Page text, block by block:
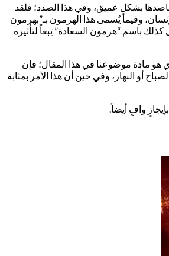
بشكلٍ عميق، وفي هذا الصدد؛ فلقد
وفيما يُسمى هذا الهرمون بـ”بهرمون
باسم “هرمون السعادة” تِبعاً لتأثيره
هو مادة موضوعنا في هذا المقال؛ فإن
أو النهار، وفي حين أن هذا الأمر بمثابة
وافٍ أيضاً.